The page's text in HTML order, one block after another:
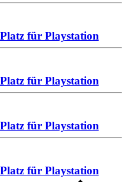
für Playstation
für Playstation
für Playstation
für Playstation